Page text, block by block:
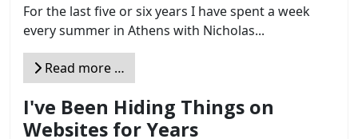
For the last five or six years I have spent a week
every summer in Athens with Nicholas...
Read more …
I've Been Hiding Things on
Websites for Years